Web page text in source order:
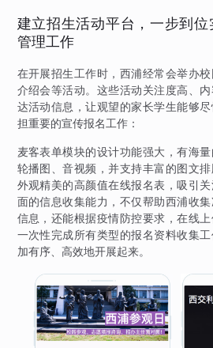
建立招生活动平台，一步到
管理工作
在开展招生工作时，西浦经常会举办
介绍会等活动。这些活动关注度高、
达活动信息，让观望的家长学生能够
担重要的宣传报名工作：
麦客表单模块的设计功能强大，有海
轮播图、音视频，并支持丰富的图文
外观精美的高颜值在线报名表，吸引
面的信息收集能力，不仅帮助西浦收
信息，还能根据疫情防控要求，在线上
一次性完成所有类型的报名资料收集
加有序、高效地开展起来。